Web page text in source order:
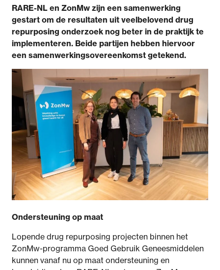
RARE-NL en ZonMw zijn een samenwerking
gestart om de resultaten uit veelbelovend drug
repurposing onderzoek nog beter in de praktijk te
implementeren. Beide partijen hebben hiervoor
een samenwerkingsovereenkomst getekend.
Ondersteuning op maat
Lopende drug repurposing projecten binnen het
ZonMw-programma Goed Gebruik Geneesmiddelen
kunnen vanaf nu op maat ondersteuning en